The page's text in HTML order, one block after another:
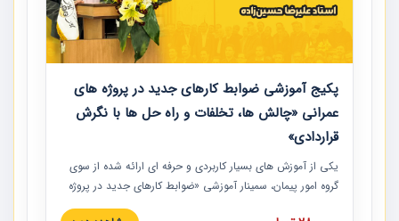
پکیج آموزشی ضوابط کارهای جدید در پروژه های
عمرانی «چالش ها، تخلفات و راه حل ها با نگرش
قراردادی»
یکی از آموزش‏‏‏‏‏‏ های بسیار کاربردی و حرفه‏ ای ارائه شده از سوی
گروه امور پیمان، سمینار آموزشی «ضوابط کارهای جدید در پروژه
های عمرانی» چالش ها، تخلفات و راه حل ها با نگرش قراردادی